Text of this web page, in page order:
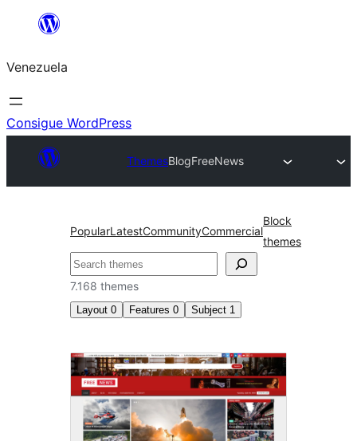
Saltar
contenido
Venezuela
Consigue WordPress
ThemesBlogFreeNews
PopularLatestCommunityCommercial
Block
themes
Buscar
7.168 themes
Layout 0 Features 0 Subject 1
Blog